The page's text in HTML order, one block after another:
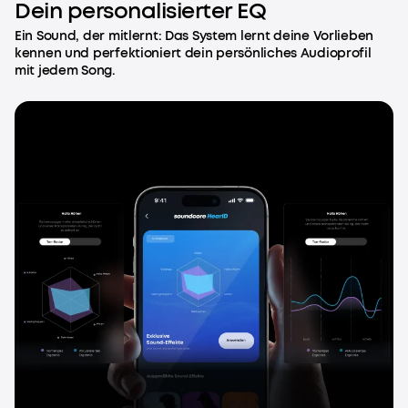
Dein personalisierter EQ
Ein Sound, der mitlernt: Das System lernt deine Vorlieben
kennen und perfektioniert dein persönliches Audioprofil
mit jedem Song.